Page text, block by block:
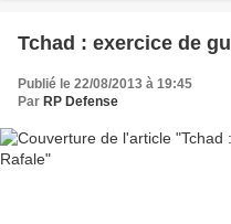
Tchad : exercice de
Publié le 22/08/2013 à 19:45
Par RP Defense